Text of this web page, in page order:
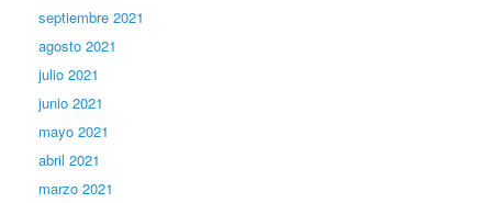
septiembre 2021
agosto 2021
julio 2021
junio 2021
mayo 2021
abril 2021
marzo 2021